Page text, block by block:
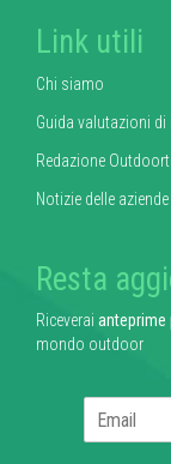
Link utili
Chi siamo
Guida valutazioni di
Redazione
Notizie delle aziende
Resta
Riceverai anteprime
mondo outdoor